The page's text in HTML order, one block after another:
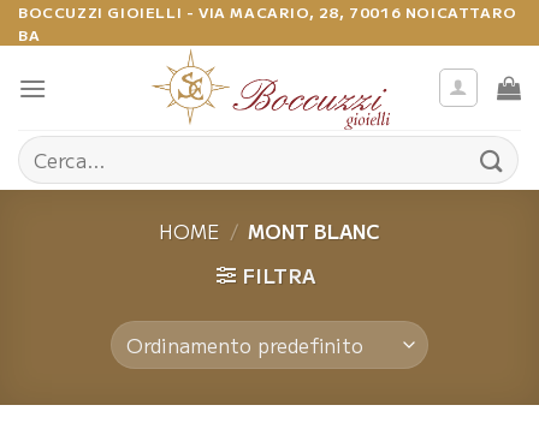
Salta
ai
contenuti
BOCCUZZI GIOIELLI - VIA MACARIO, 28, 70016 NOICATTARO
BA
Cerca:
HOME / MONT BLANC
FILTRA